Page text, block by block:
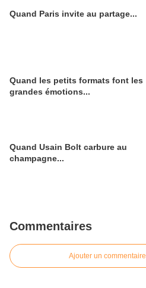
Quand Paris invite au partage...
Quand les petits formats font les
grandes émotions...
Quand Usain Bolt carbure au
champagne...
Commentaires
Ajouter un commentaire